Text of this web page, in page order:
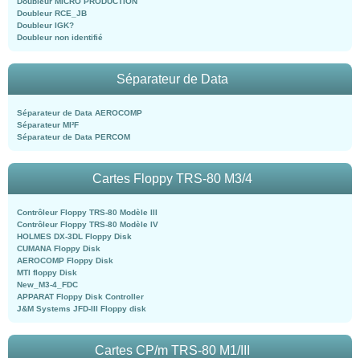
Doubleur RCE_JB
Doubleur IGK?
Doubleur non identifié
Séparateur de Data
Séparateur de Data AEROCOMP
Séparateur MI²F
Séparateur de Data PERCOM
Cartes Floppy TRS-80 M3/4
Contrôleur Floppy TRS-80 Modèle III
Contrôleur Floppy TRS-80 Modèle IV
HOLMES DX-3DL Floppy Disk
CUMANA Floppy Disk
AEROCOMP Floppy Disk
MTI floppy Disk
New_M3-4_FDC
APPARAT Floppy Disk Controller
J&M Systems JFD-III Floppy disk
Cartes CP/m TRS-80 M1/III